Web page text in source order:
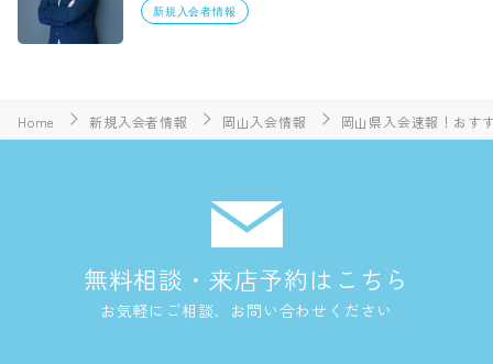
新規入会者情報
Home 新規入会者情報 岡山入会情報 岡山県入会速報！おす
無料相談・来店予約はこちら
お気軽にご相談、お問い合わせください